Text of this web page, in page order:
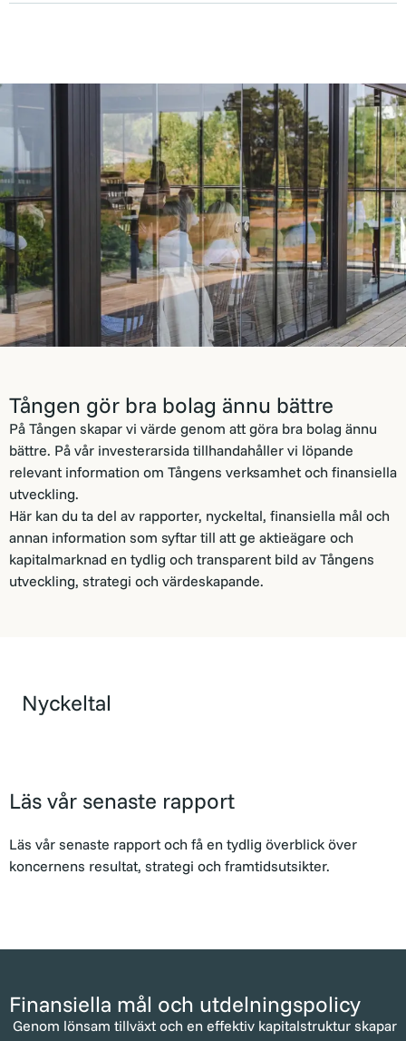
av dess aktier av serie B på Nasdaq
Stockholm
27 maj 2026
Tången Industrikapital AB (publ) avser att notera sina
aktier på Nasdaq Stockholm
Sida 1
Tången gör bra bolag ännu bättre
På Tången skapar vi värde genom att göra bra bolag ännu
bättre. På vår investerarsida tillhandahåller vi löpande
relevant information om Tångens verksamhet och finansiella
utveckling.
Här kan du ta del av rapporter, nyckeltal, finansiella mål och
annan information som syftar till att ge aktieägare och
kapitalmarknad en tydlig och transparent bild av Tångens
utveckling, strategi och värdeskapande.
Nyckeltal
Läs vår senaste rapport
Läs vår senaste rapport och få en tydlig överblick över
koncernens resultat, strategi och framtidsutsikter.
Finansiella mål och utdelningspolicy
Genom lönsam tillväxt och en effektiv kapitalstruktur skapar